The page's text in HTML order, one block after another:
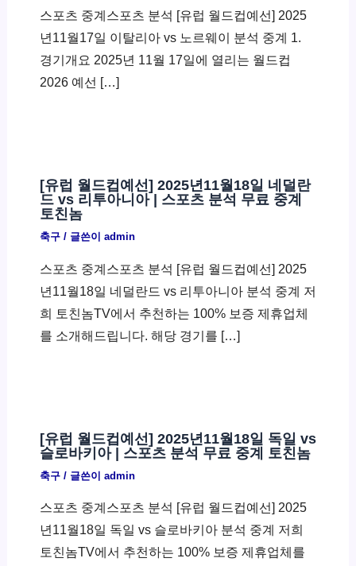
스포츠 중계스포츠 분석 [유럽 월드컵예선] 2025
년11월17일 이탈리아 vs 노르웨이 분석 중계 1.
경기개요 2025년 11월 17일에 열리는 월드컵
2026 예선 […]
[유럽 월드컵예선] 2025년11월18일 네덜란
드 vs 리투아니아 | 스포츠 분석 무료 중계
토친놈
축구/ 글쓴이 admin
스포츠 중계스포츠 분석 [유럽 월드컵예선] 2025
년11월18일 네덜란드 vs 리투아니아 분석 중계 저
희 토친놈TV에서 추천하는 100% 보증 제휴업체
를 소개해드립니다. 해당 경기를 […]
[유럽 월드컵예선] 2025년11월18일 독일 vs
슬로바키아 | 스포츠 분석 무료 중계 토친놈
축구/ 글쓴이 admin
스포츠 중계스포츠 분석 [유럽 월드컵예선] 2025
년11월18일 독일 vs 슬로바키아 분석 중계 저희
토친놈TV에서 추천하는 100% 보증 제휴업체를